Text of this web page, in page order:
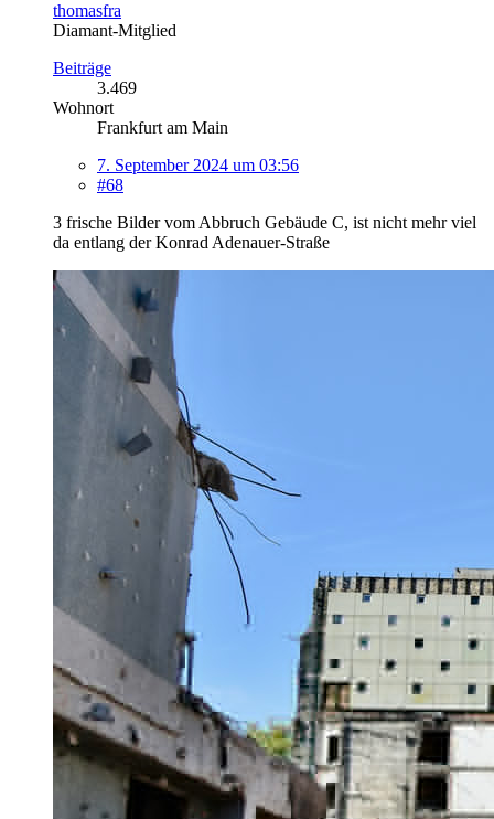
thomasfra
Diamant-Mitglied
Beiträge
3.469
Wohnort
Frankfurt am Main
7. September 2024 um 03:56
#68
3 frische Bilder vom Abbruch Gebäude C, ist nicht mehr viel
da entlang der Konrad Adenauer-Straße